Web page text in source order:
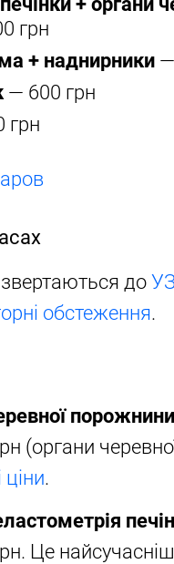
грн
+ наднирники
— 600 грн
грн
звертаються до
обстеження.
(органи
.
Це